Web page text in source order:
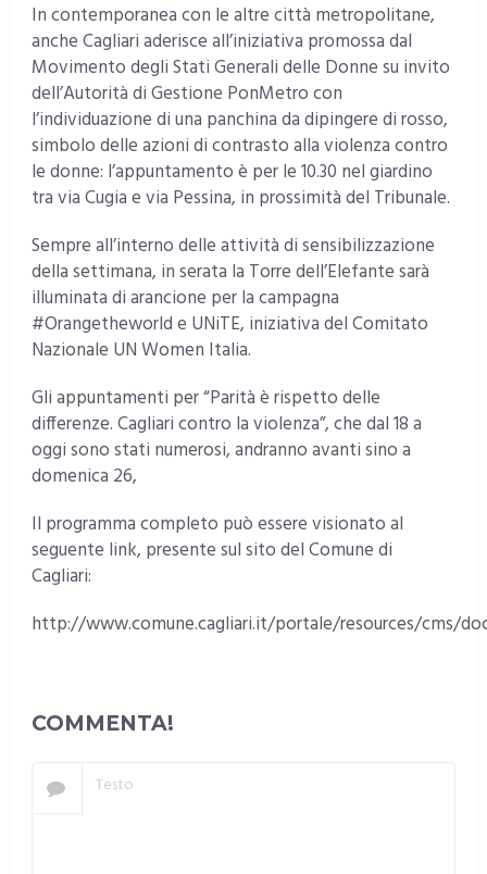
In contemporanea con le altre città metropolitane,
anche Cagliari aderisce all’iniziativa promossa dal
Movimento degli Stati Generali delle Donne su invito
dell’Autorità di Gestione PonMetro con
l’individuazione di una panchina da dipingere di rosso,
simbolo delle azioni di contrasto alla violenza contro
le donne: l’appuntamento è per le 10.30 nel giardino
tra via Cugia e via Pessina, in prossimità del Tribunale.
Sempre all’interno delle attività di sensibilizzazione
della settimana, in serata la Torre dell’Elefante sarà
illuminata di arancione per la campagna
#Orangetheworld e UNiTE, iniziativa del Comitato
Nazionale UN Women Italia.
Gli appuntamenti per “Parità è rispetto delle
differenze. Cagliari contro la violenza”, che dal 18 a
oggi sono stati numerosi, andranno avanti sino a
domenica 26,
Il programma completo può essere visionato al
seguente link, presente sul sito del Comune di
Cagliari:
http://www.comune.cagliari.it/portale/resources/cms/
COMMENTA!